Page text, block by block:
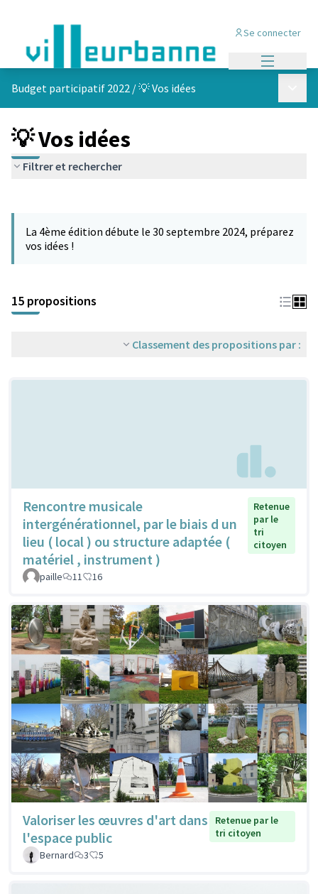
Se connecter
Budget participatif 2022 /💡 Vos idées
💡 Vos idées
Filtrer et rechercher
−
La 4ème édition débute le 30 septembre 2024, préparez
vos idées !
15 propositions
Classement des propositions par :
Rencontre musicale
intergénérationnel, par le biais d un
lieu ( local ) ou structure adaptée (
matériel , instrument )
Retenue
par le
tri
citoyen
paille 11 16
Valoriser les œuvres d'art dans
l'espace public
Retenue par le
tri citoyen
Bernard
3 5